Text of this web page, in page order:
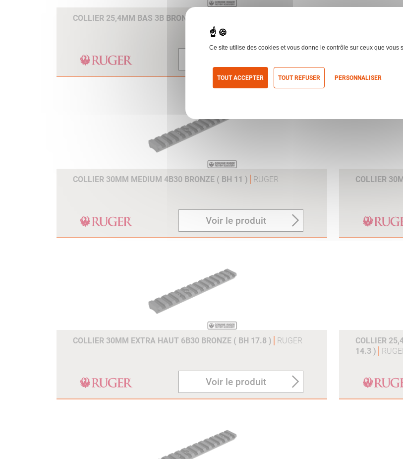
COLLIER 25,4MM BAS 3B BRONZE ( BH 7.8 ) COLLIER
COLLIER 30MM MEDIUM 4B30 BRONZE ( BH 11 ) RUGER
Voir le produit
COLLIER
COLLIER 30MM EXTRA HAUT 6B30 BRONZE ( BH 17.8 ) RUGER
Voir le produit
COLLIER
14.3 )
Ce site utilise des cookies et vous donne le contrôle sur ceux que vous
TOUT ACCEPTER TOUT REFUSER PERSONNALISER